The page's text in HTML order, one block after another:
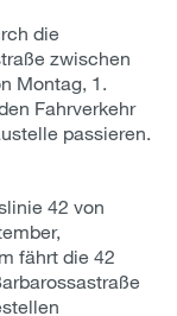
die
zwischen
Montag, 1.
Fahrverkehr
passieren.
42 von
fährt die 42